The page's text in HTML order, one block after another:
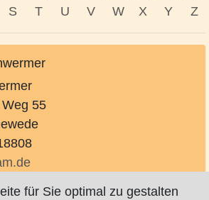
S T U V W X Y Z
55
für Sie optimal zu gestalten